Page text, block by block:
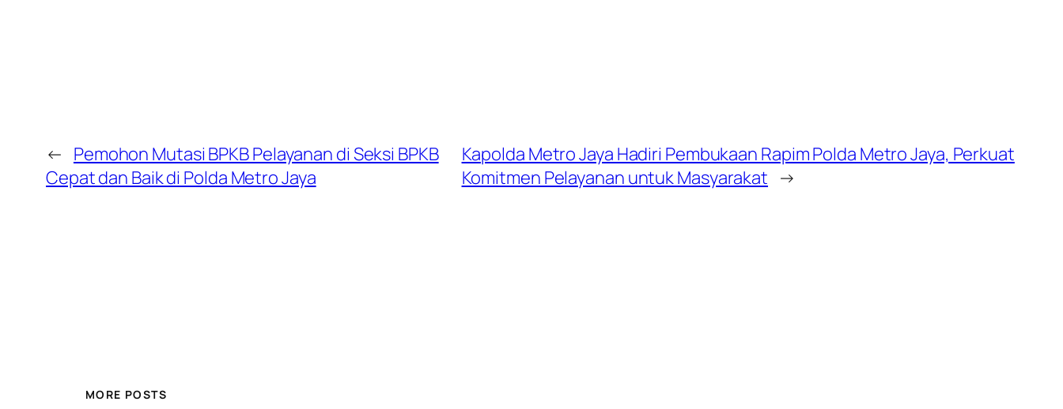
← Pemohon Mutasi BPKB Pelayanan di Seksi BPKB
Cepat dan Baik di Polda Metro Jaya
Kapolda Metro Jaya Hadiri Pembukaan Rapim Polda Metro Jaya, Perkuat
Komitmen Pelayanan untuk Masyarakat →
MORE POSTS